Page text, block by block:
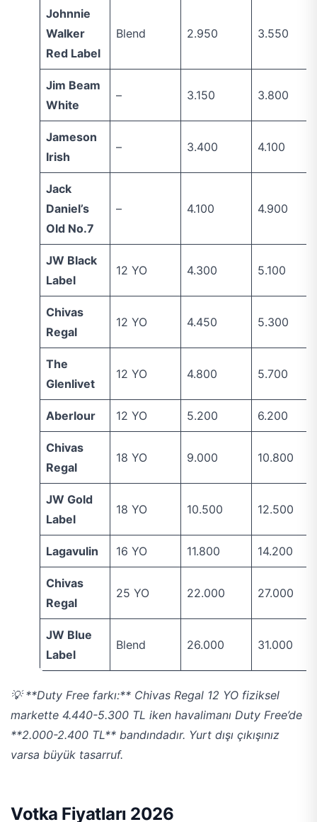
Johnnie
Walker
Red Label
Blend 2.950 3.550
Jim Beam
White
– 3.150 3.800
Jameson
Irish
– 3.400 4.100
Jack
Daniel’s
Old No.7
– 4.100 4.900
JW Black
Label
12 YO 4.300 5.100
Chivas
Regal
12 YO 4.450 5.300
The
Glenlivet
12 YO 4.800 5.700
Aberlour 12 YO 5.200 6.200
Chivas
Regal
18 YO 9.000 10.800
JW Gold
Label
18 YO 10.500 12.500
Lagavulin 16 YO 11.800 14.200
Chivas
Regal
25 YO 22.000 27.000
JW Blue
Label
Blend 26.000 31.000
💡 **Duty Free farkı:** Chivas Regal 12 YO fiziksel
markette 4.440-5.300 TL iken havalimanı Duty Free’de
**2.000-2.400 TL** bandındadır. Yurt dışı çıkışınız
varsa büyük tasarruf.
Votka Fiyatları 2026